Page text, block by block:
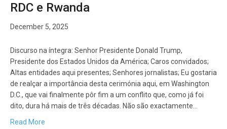
RDC e Rwanda
December 5, 2025
Discurso na íntegra: Senhor Presidente Donald Trump,
Presidente dos Estados Unidos da América; Caros convidados;
Altas entidades aqui presentes; Senhores jornalistas; Eu gostaria
de realçar a importância desta cerimónia aqui, em Washington
D.C., que vai finalmente pôr fim a um conflito que, como já foi
dito, dura há mais de três décadas. Não são exactamente…
Read More